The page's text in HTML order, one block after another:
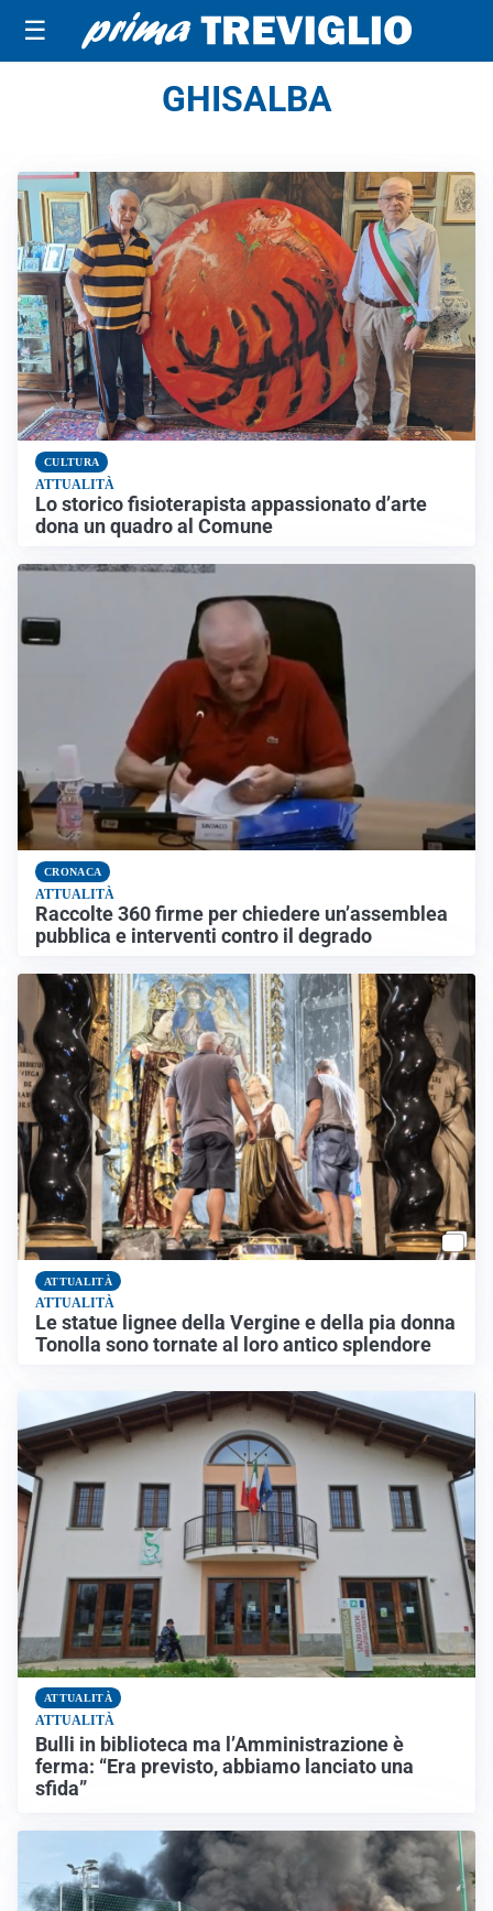
☰
GHISALBA
CULTURA
ATTUALITÀ
Lo storico fisioterapista appassionato d’arte
dona un quadro al Comune
CRONACA
ATTUALITÀ
Raccolte 360 firme per chiedere un’assemblea
pubblica e interventi contro il degrado
ATTUALITÀ
ATTUALITÀ
Le statue lignee della Vergine e della pia donna
Tonolla sono tornate al loro antico splendore
ATTUALITÀ
ATTUALITÀ
Bulli in biblioteca ma l’Amministrazione è
ferma: “Era previsto, abbiamo lanciato una
sfida”